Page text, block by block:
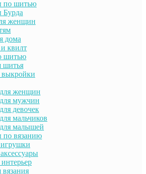
по шитью
женщин
дома
квилт
шитью
шитья
женщин
мужчин
девочек
мальчиков
малышей
вязанию